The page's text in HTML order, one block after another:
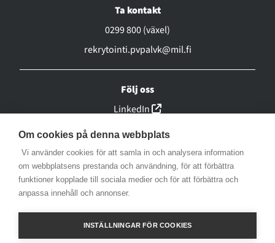
Ta kontakt
0299 800 (växel)
rekrytointi.pvpalvk@mil.fi
Följ oss
LinkedIn
(linkki avautuu uuteen
Facebook
(linkki avautuu uuteen
Instagram
(linkki avautuu uuteen
YouTube
(linkki avautuu uuteen
Tillgänglighetsutlåtande
Om cookies på denna webbplats
Vi använder cookies för att samla in och analysera information
om webbplatsens prestanda och användning, för att förbättra
funktioner kopplade till sociala medier och för att förbättra och
anpassa innehåll och annonser.
INSTÄLLNINGAR FÖR COOKIES